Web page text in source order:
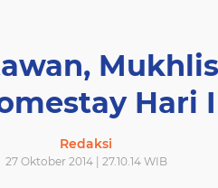
Hari
Redaksi
27 Oktober 2014 | 27.10.14 WIB